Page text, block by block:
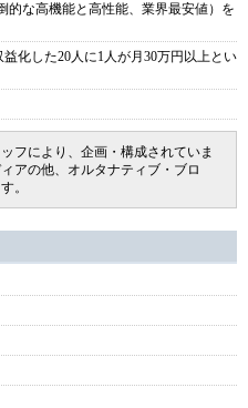
的な高機能と高性能、業界最安値）を
化した20人に1人が月30万円以上とい
フにより、企画・構成されていま
アの他、オルタナティブ・ブロ
。